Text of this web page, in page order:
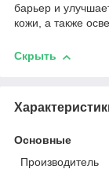
барьер и
кожи, а также
Скрыть
Основные
Производитель